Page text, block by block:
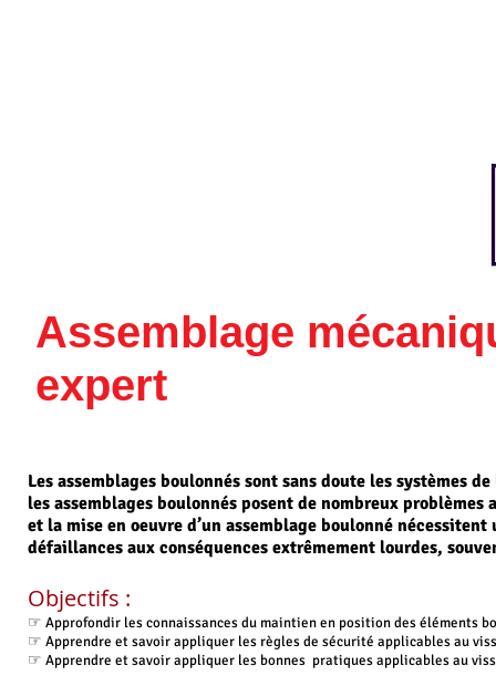
Assemblage
expert
Les assemblages boulonnés sont sans doute les
les assemblages boulonnés posent de nombreux
et la mise en oeuvre d’un assemblage boulonné
défaillances aux conséquences extrêmement lourdes,
Objectifs :
☞ Approfondir les connaissances du maintien en position deséléments
☞ Apprendre et savoir appliquer les règles de sécurité applicables au
☞ Apprendre et savoir appliquer les bonnes pratiques applicables au